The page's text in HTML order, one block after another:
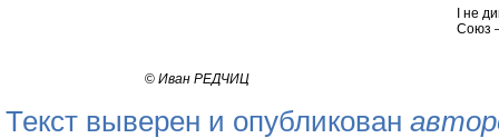
І не
Союз
© Иван РЕДЧИЦ
Текст выверен и опубликован